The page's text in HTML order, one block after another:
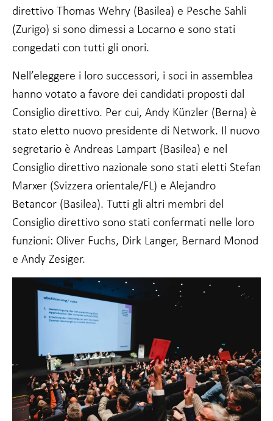
direttivo Thomas Wehry (Basilea) e Pesche Sahli
(Zurigo) si sono dimessi a Locarno e sono stati
congedati con tutti gli onori.
Nell’eleggere i loro successori, i soci in assemblea
hanno votato a favore dei candidati proposti dal
Consiglio direttivo. Per cui, Andy Künzler (Berna) è
stato eletto nuovo presidente di Network. Il nuovo
segretario è Andreas Lampart (Basilea) e nel
Consiglio direttivo nazionale sono stati eletti Stefan
Marxer (Svizzera orientale/FL) e Alejandro
Betancor (Basilea). Tutti gli altri membri del
Consiglio direttivo sono stati confermati nelle loro
funzioni: Oliver Fuchs, Dirk Langer, Bernard Monod
e Andy Zesiger.
Esperienza
Affinché il
nostro sito web
meglio durante
la vostra visita.
Se non
accettate
questi cookie,
alcune
sito web
scompariranno.
Marketing
Condividendo i
vostri interessi
e
quando visitate
aumentate le
possibilità di
vedere
contenuti e
personalizzate.